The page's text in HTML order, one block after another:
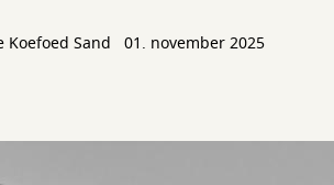
Koefoed Sand 01. november 2025